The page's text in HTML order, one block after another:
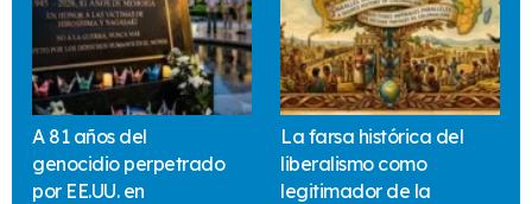
A 81 años del
genocidio perpetrado
por EE.UU. en
La farsa histórica del
liberalismo como
legitimador de la